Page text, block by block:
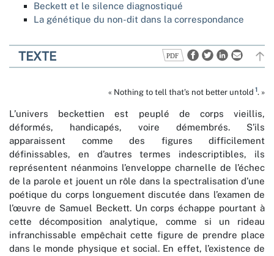
Beckett et le silence diagnostiqué
La génétique du non-dit dans la correspondance
TEXTE
« Nothing to tell that’s not better untold 1. »
L’univers beckettien est peuplé de corps vieillis,
déformés, handicapés, voire démembrés. S’ils
apparaissent comme des figures difficilement
définissables, en d’autres termes indescriptibles, ils
représentent néanmoins l’enveloppe charnelle de l’échec
de la parole et jouent un rôle dans la spectralisation d’une
poétique du corps longuement discutée dans l’examen de
l’œuvre de Samuel Beckett. Un corps échappe pourtant à
cette décomposition analytique, comme si un rideau
infranchissable empêchait cette figure de prendre place
dans le monde physique et social. En effet, l’existence de